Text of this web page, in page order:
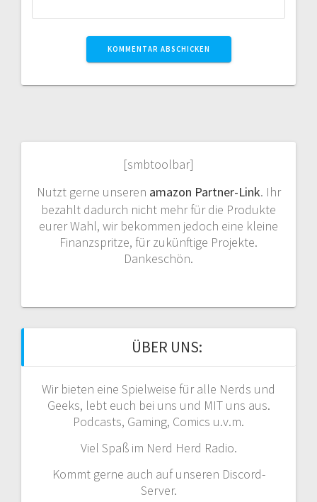
[smbtoolbar]
Nutzt gerne unseren amazon Partner-Link. Ihr
bezahlt dadurch nicht mehr für die Produkte
eurer Wahl, wir bekommen jedoch eine kleine
Finanzspritze, für zukünftige Projekte.
Dankeschön.
ÜBER UNS:
Wir bieten eine Spielweise für alle Nerds und
Geeks, lebt euch bei uns und MIT uns aus.
Podcasts, Gaming, Comics u.v.m.
Viel Spaß im Nerd Herd Radio.
Kommt gerne auch auf unseren Discord-
Server.